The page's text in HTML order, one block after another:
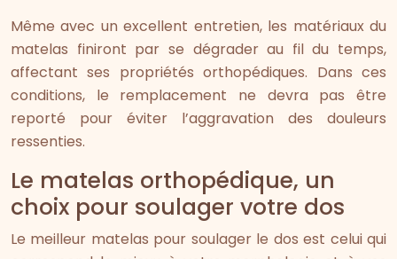
Même avec un excellent entretien, les matériaux du
matelas finiront par se dégrader au fil du temps,
affectant ses propriétés orthopédiques. Dans ces
conditions, le remplacement ne devra pas être
reporté pour éviter l’aggravation des douleurs
ressenties.
Le matelas orthopédique, un
choix pour soulager votre dos
Le meilleur matelas pour soulager le dos est celui qui